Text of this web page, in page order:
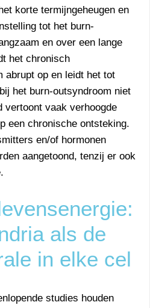
korte termijngeheugen en
tot het burn-
en over een lange
het chronisch
abrupt op en leidt het tot
het burn-outsyndroom niet
vertoont vaak verhoogde
een chronische ontsteking.
en/of hormonen
aangetoond, tenzij er ook
als de
in elke cel
studies houden